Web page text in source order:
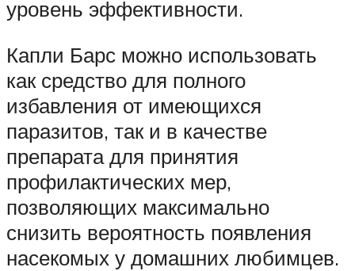
уровень эффективности.
Капли Барс можно использовать
как средство для полного
избавления от имеющихся
паразитов, так и в качестве
препарата для принятия
профилактических мер,
позволяющих максимально
снизить вероятность появления
насекомых у домашних любимцев.